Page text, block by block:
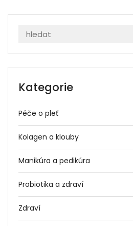
Kategorie
Péče o pleť
Kolagen a klouby
Manikúra a pedikúra
Probiotika a zdraví
Zdraví